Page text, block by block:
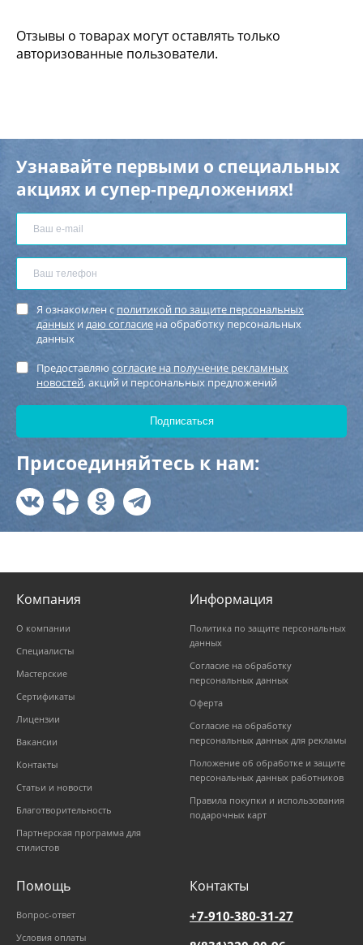
Отзывы о товарах могут оставлять только
авторизованные пользователи.
Узнавайте первыми о специальных
акциях и супер-предложениях!
Я ознакомлен с политикой по защите персональных
данных идаю согласие на обработку персональных
данных
Предоставляю согласие на получение рекламных
новостей, акций и персональных предложений
Присоединяйтесь к нам:
Компания
О компании
Специалисты
Мастерские
Сертификаты
Лицензии
Вакансии
Контакты
Статьи и новости
Благотворительность
Партнерская программа для
стилистов
Информация
Политика по защите персональных
данных
Согласие на обработку
персональных данных
Оферта
Согласие на обработку
персональных данных для рекламы
Положение об обработке и защите
персональных данных работников
Правила покупки и использования
подарочных карт
Помощь
Вопрос-ответ
Условия оплаты
Контакты
+7-910-380-31-27